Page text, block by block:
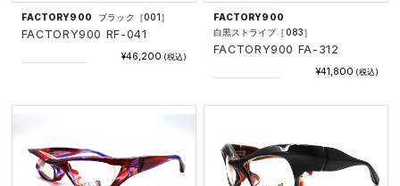
FACTORY900 ブラック［001］
FACTORY900 RF-041
¥46,200 (税込)
FACTORY900
白黒ストライプ［083］
FACTORY900 FA-312
¥41,800 (税込)